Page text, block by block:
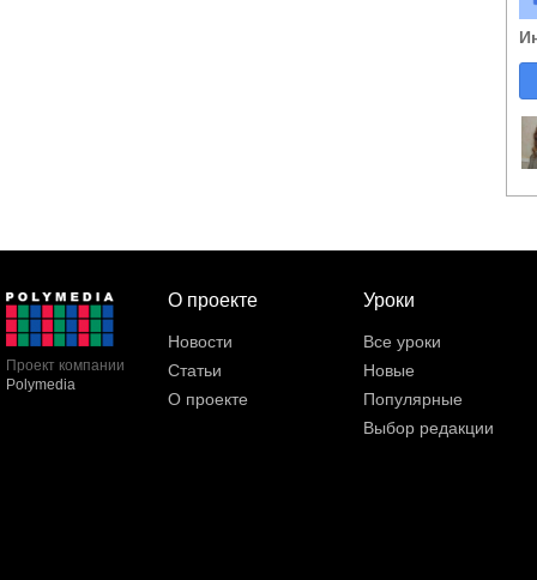
Проект компании
Polymedia
О проекте
Новости
Статьи
О проекте
Уроки
Все уроки
Новые
Популярные
Выбор редакции